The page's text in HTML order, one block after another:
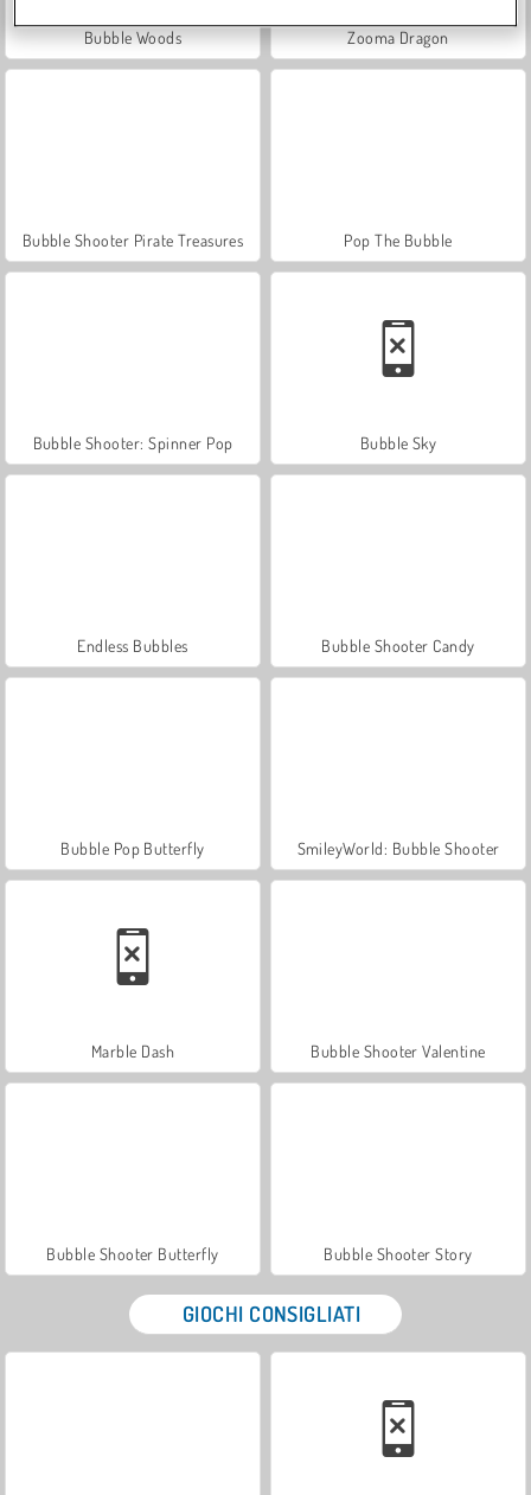
Bubble Woods Zooma Dragon
Bubble Shooter Pirate Treasures Pop The Bubble
Bubble Shooter: Spinner Pop Bubble Sky
Endless Bubbles Bubble Shooter Candy
Bubble Pop Butterfly SmileyWorld: Bubble Shooter
Marble Dash Bubble Shooter Valentine
Bubble Shooter Butterfly Bubble Shooter Story
GIOCHI CONSIGLIATI